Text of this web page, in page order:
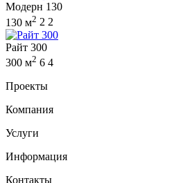
Модерн 130
130 м2 2 2
Райт 300
300 м2 6 4
Проекты
Компания
Услуги
Информация
Контакты